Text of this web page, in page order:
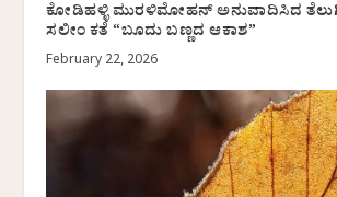
ಕೋಡಿಹಳ್ಳಿ ಮುರಳಿಮೋಹನ್ ಅನುವಾದಿಸಿದ
ಸಲೀಂ ಕತೆ “ಬೂದು ಬಣ್ಣದ ಆಕಾಶ”
February 22, 2026